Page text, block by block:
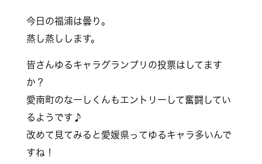
今日の福浦は曇り。
蒸し蒸しします。
皆さんゆるキャラグランプリの投票はしてます
か？
愛南町のなーしくんもエントリーして奮闘してい
るようです♪
改めて見てみると愛媛県ってゆるキャラ多いんで
すね！